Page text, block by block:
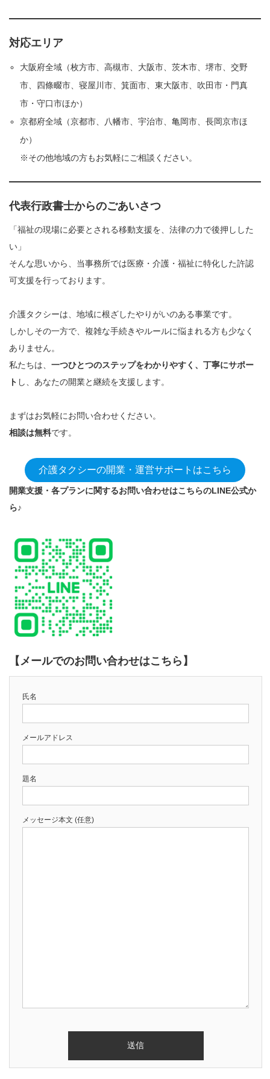
対応エリア
大阪府全域（枚方市、高槻市、大阪市、茨木市、堺市、交野
市、四條畷市、寝屋川市、箕面市、東大阪市、吹田市・門真
市・守口市ほか）
京都府全域（京都市、八幡市、宇治市、亀岡市、長岡京市ほ
か）
※その他地域の方もお気軽にご相談ください。
代表行政書士からのごあいさつ
「福祉の現場に必要とされる移動支援を、法律の力で後押しした
い」
そんな思いから、当事務所では医療・介護・福祉に特化した許認
可支援を行っております。
介護タクシーは、地域に根ざしたやりがいのある事業です。
しかしその一方で、複雑な手続きやルールに悩まれる方も少なく
ありません。
私たちは、 一つひとつのステップをわかりやすく、丁寧にサポー
ト し、あなたの開業と継続を支援します。
まずはお気軽にお問い合わせください。
相談は無料です。
介護タクシーの開業・運営サポートはこちら
開業支援・各プランに関するお問い合わせはこちらのLINE公式か
ら♪
【メールでのお問い合わせはこちら】
氏名
メールアドレス
題名
メッセージ本文 (任意)